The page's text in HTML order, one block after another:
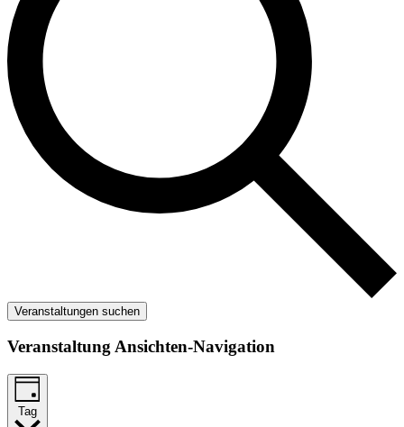
Veranstaltungen suchen
Veranstaltung Ansichten-Navigation
Tag